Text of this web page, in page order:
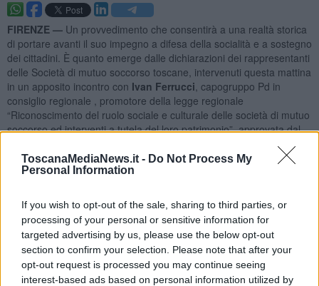
ToscanaMediaNews.it - Do Not Process My
Personal Information
If you wish to opt-out of the sale, sharing to third parties, or
processing of your personal or sensitive information for
targeted advertising by us, please use the below opt-out
section to confirm your selection. Please note that after your
opt-out request is processed you may continue seeing
interest-based ads based on personal information utilized by
FIRENZE — Un provvedimento che consentirà a una realtà storica
di portare avanti il suo impegno a difesa della socialità e a sostegno
dei cittadini. È quanto emerge dalle dichiarazioni dei rappresentanti
delle Società di mutuo soccorso toscane, intervenuti questa mattina
in un apposito incontro con Ivan Ferrucci , capogruppo Pd in
consiglio regionale , promotore della legge regionale
“Riconoscimento del ruolo sociale e culturale delle società di mutuo
soccorso ed interventi a tutela del loro patrimonio”, approvata dal
“Questo provvedimento consentirà alle società di rivitalizzarsi,
riorganizzare il loro patrimonio storico culturale e promuoverne la
opportunità per tutti noi e ringraziamo il Consiglio regionale per
l'attenzione data alla nostra realtà”, spiega Umberto Tommasi
coordinatore regionale delle Sms.